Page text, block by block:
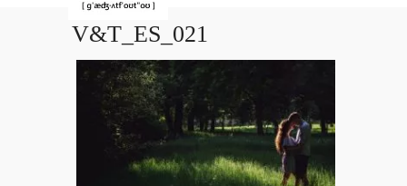
V&T_ES_021